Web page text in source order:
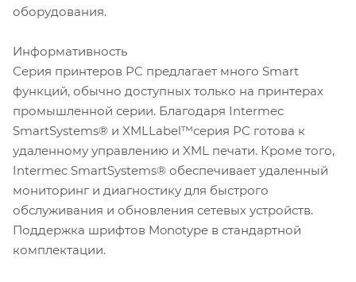
оборудования.
Информативность
Серия принтеров PC предлагает много Smart
функций, обычно доступных только на принтерах
промышленной серии. Благодаря Intermec
SmartSystems® и XMLLabel™серия PC готова к
удаленному управлению и XML печати. Кроме того,
Intermec SmartSystems® обеспечивает удаленный
мониторинг и диагностику для быстрого
обслуживания и обновления сетевых устройств.
Поддержка шрифтов Monotype в стандартной
комплектации.